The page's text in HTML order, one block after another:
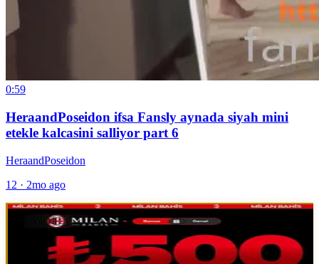
0:59
HeraandPoseidon ifsa Fansly aynada siyah mini
etekle kalcasini salliyor part 6
HeraandPoseidon
12 · 2mo ago